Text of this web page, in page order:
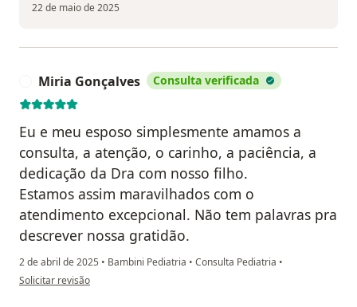
22 de maio de 2025
Miria Gonçalves Consulta verificada
Eu e meu esposo simplesmente amamos a
consulta, a atenção, o carinho, a paciência, a
dedicação da Dra com nosso filho.
Estamos assim maravilhados com o
atendimento excepcional. Não tem palavras pra
descrever nossa gratidão.
2 de abril de 2025 • Bambini Pediatria • Consulta Pediatria •
na opinião do utilizador Miria Gonçalves
Solicitar revisão